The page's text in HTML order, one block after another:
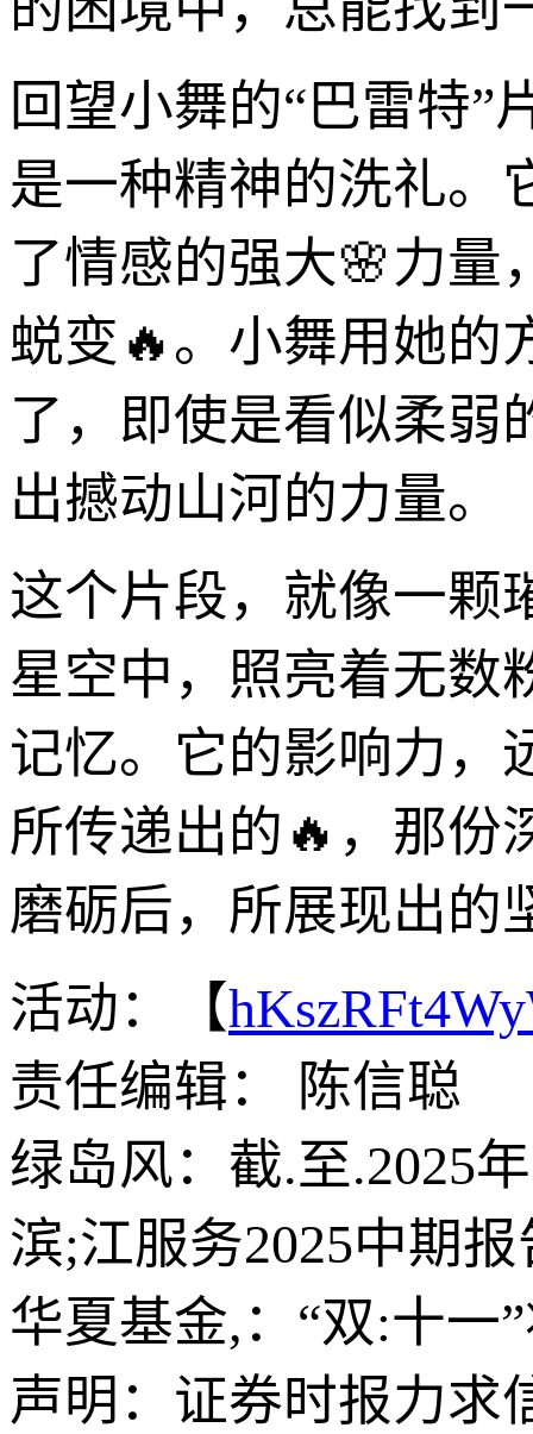
回望小舞的“巴雷特”
是一种精神的洗礼。
了情感的强大🌸力量
蜕变🔥。小舞用她的
了，即使是看似柔弱
出撼动山河的力量。
这个片段，就像一颗
星空中，照亮着无数
记忆。它的影响力，
所传递出的🔥，那份
磨砺后，所展现出的
活动：【
责任编辑： 陈信聪
绿岛风：截.至.2025
滨;江服务2025中期
华夏基金,：“双:十一
声明：证券时报力求